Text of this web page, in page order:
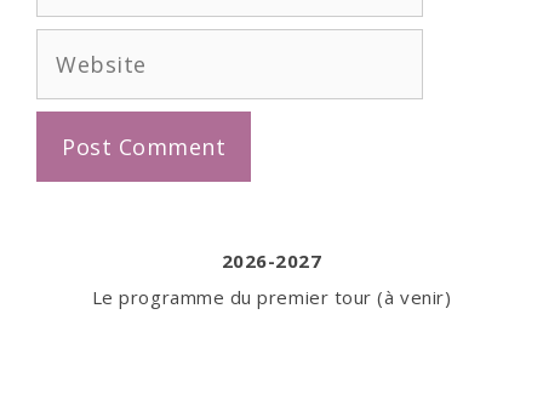
Website
2026-2027
Le programme du premier tour (à venir)